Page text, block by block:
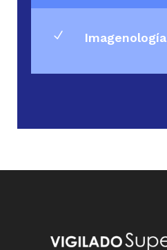
N Imagenología